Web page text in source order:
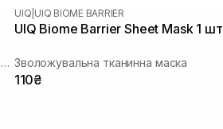
Зволожуюча тканинна маска зі заспокійливою та антивіковою дією
UIQ UIQ BIOME BARRIER
UIQ Biome Barrier Sheet Mask 1 шт
Зволожувальна тканинна маска
110₴